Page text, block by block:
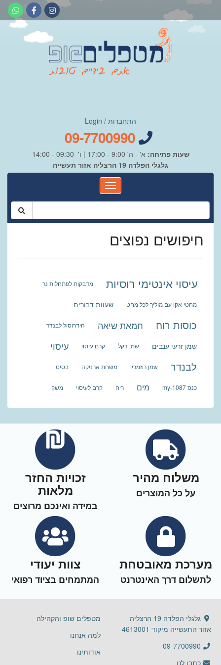
התחברות / Login
שעות פתיחה: א' - ה' 9:00 - 17:00 | ו' 09:30 - 14:00
גלגלי הפלדה 19 הרצליה אזור תעשייה
חיפושים נפוצים
עיסוי אינטימי רוסיות מדבקות לפתחלות נר
מחטי אקו עם מוליך לכל מחט שעוות דבורים
כוסות רוח חמאת שיאה הידרוסול לבנדר
שמן זרעי ענבים שמן דקל קרם עיסוי עיסוי
לבנדר שמן רוזמרין משחת ארניקה בסיס
כנס my-1087 מים ריח קרם לעיסוי משק
משלוח מהיר
על כל המוצרים
זכויות החזר
מלאות
במידה ואינכם מרוצים
מערכת מאובטחת
לתשלום דרך האינטרנט
צוות יעודי
המתמחים בציוד רפואי
גלגלי הפלדה 19 הרצליה
אזור התעשייה מיקוד 4613001
09-7700990
כתבו לנו
מטפלים שופ והקהילה
למה אנחנו
אודותינו